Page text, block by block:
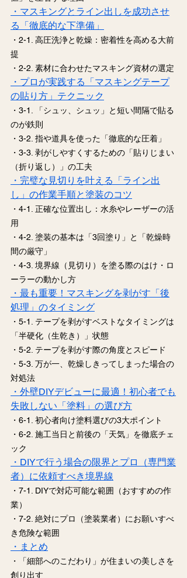
・マスキングとライン出しを成功させ
る「徹底的な下準備」
・2-1. 高圧洗浄と乾燥：密着性を高める大前
提
・2-2. 素材に合わせたマスキング資材の選定
・プロが実践する「マスキングテープ
の貼り方」テクニック
・3-1. 「シュッ、シュッ」と短い間隔で貼る
のが鉄則
・3-2. 指や道具を使った「徹底的な圧着」
・3-3. 剥がしやすくするための「貼りじまい
（折り返し）」の工夫
・完璧な見切りを叶える「ライン出
し」の作業手順と塗装のコツ
・4-1. 正確な位置出し：水糸やレーザーの活
用
・4-2. 塗装の基本は「3回塗り」と「乾燥時
間の厳守」
・4-3. 境界線（見切り）を塗る際のはけ・ロ
ーラーの動かし方
・最も重要！マスキングを剥がす「後
処理」のタイミング
・5-1. テープを剥がすベストなタイミングは
「半硬化（生乾き）」状態
・5-2. テープを剥がす際の角度とスピード
・5-3. 万が一、乾燥しきってしまった場合の
対処法
・外壁DIYデビューに最適！初心者でも
失敗しない「塗料」の選び方
・6-1. 初心者向け塗料選びの3大ポイント
・6-2. 施工当日と前後の「天気」を徹底チェ
ック
・DIYで行う場合の限界とプロ（専門業
者）に依頼すべき境界線
・7-1. DIYで対応可能な範囲（おすすめの作
業）
・7-2. 絶対にプロ（塗装業者）にお願いすべ
き危険な範囲
・まとめ
・「細部へのこだわり」が住まいの美しさを
創り出す